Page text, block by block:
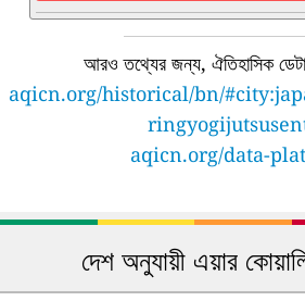
আরও তথ্যের জন্য, ঐতিহাসিক ডেটা
aqicn.org/historical/bn/
aqicn.org/data-
দেশ অনুযায়ী এয়ার